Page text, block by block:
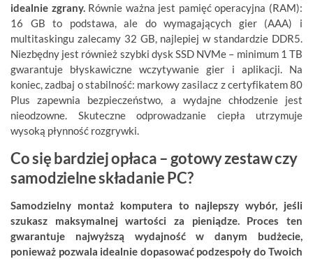
idealnie zgrany.Równie ważna jest pamięć operacyjna (RAM):
16 GB to podstawa, ale do wymagających gier (AAA) i
multitaskingu zalecamy 32 GB, najlepiej w standardzie DDR5.
Niezbędny jest również szybki dysk SSD NVMe – minimum 1 TB
gwarantuje błyskawiczne wczytywanie gier i aplikacji. Na
koniec, zadbaj o stabilność: markowy zasilacz z certyfikatem 80
Plus zapewnia bezpieczeństwo, a wydajne chłodzenie jest
nieodzowne. Skuteczne odprowadzanie ciepła utrzymuje
wysoką płynność rozgrywki.
Co się bardziej opłaca – gotowy zestaw czy
samodzielne składanie PC?
Samodzielny montaż komputera to najlepszy wybór, jeśli
szukasz maksymalnej wartości za pieniądze. Proces ten
gwarantuje najwyższą wydajność w danym budżecie,
ponieważ pozwala idealnie dopasować podzespoły do Twoich